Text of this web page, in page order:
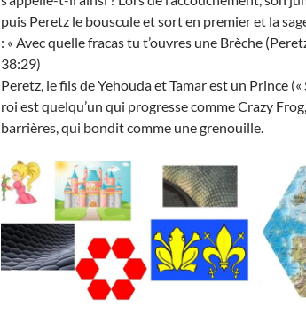
puis Peretz le bouscule et sort en premier et la
: « Avec quelle fracas tu t’ouvres une Brèche
38:29)
Peretz, le fils de Yehouda et Tamar est un Prince
roi est quelqu’un qui progresse comme Crazy
barrières, qui bondit comme une grenouille.